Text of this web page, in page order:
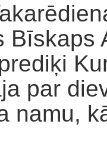
Bīskaps
par
namu,